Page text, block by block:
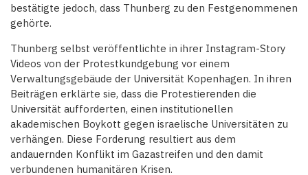
bestätigte jedoch, dass Thunberg zu den Festgenommenen
gehörte.
Thunberg selbst veröffentlichte in ihrer Instagram-Story
Videos von der Protestkundgebung vor einem
Verwaltungsgebäude der Universität Kopenhagen. In ihren
Beiträgen erklärte sie, dass die Protestierenden die
Universität aufforderten, einen institutionellen
akademischen Boykott gegen israelische Universitäten zu
verhängen. Diese Forderung resultiert aus dem
andauernden Konflikt im Gazastreifen und den damit
verbundenen humanitären Krisen.